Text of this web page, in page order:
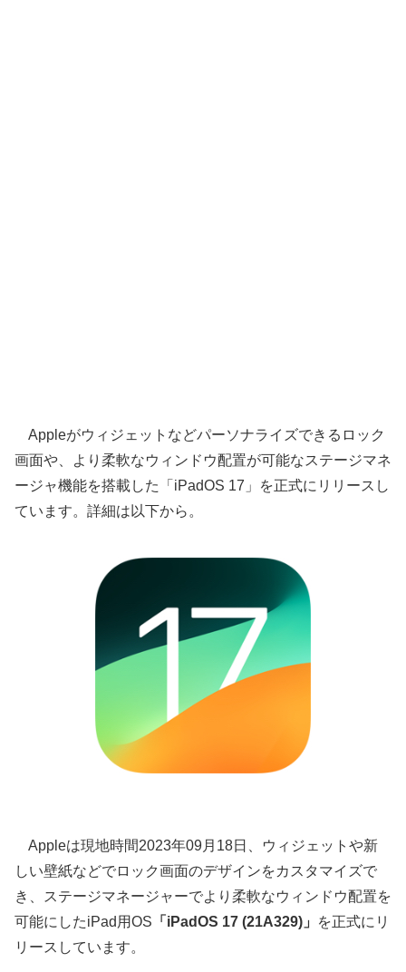
Appleがウィジェットなどパーソナライズできるロック
画面や、より柔軟なウィンドウ配置が可能なステージマネ
ージャ機能を搭載した「iPadOS 17」を正式にリリースし
ています。詳細は以下から。
Appleは現地時間2023年09月18日、ウィジェットや新
しい壁紙などでロック画面のデザインをカスタマイズで
き、ステージマネージャーでより柔軟なウィンドウ配置を
可能にしたiPad用OS 「iPadOS 17 (21A329)」
を正式にリ
リースしています。